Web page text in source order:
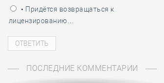
• Придётся возвращаться к
лицензированию…
ПОСЛЕДНИЕ КОММЕНТАРИИ